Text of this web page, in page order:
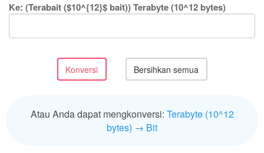
Ke: (Terabait ($10^{12}$ bait)) Terabyte (10^12 bytes)
Atau Anda dapat mengkonversi: Terabyte (10^12
bytes) → Bit